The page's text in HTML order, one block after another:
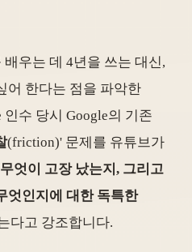
우는 데 4년을 쓰는 대신,
어 한다는 점을 파악한
인수 당시 Google의 기존
(friction)' 문제를 유튜브가
무엇이 고장 났는지, 그리고
엇인지에 대한 독특한
다고 강조합니다.